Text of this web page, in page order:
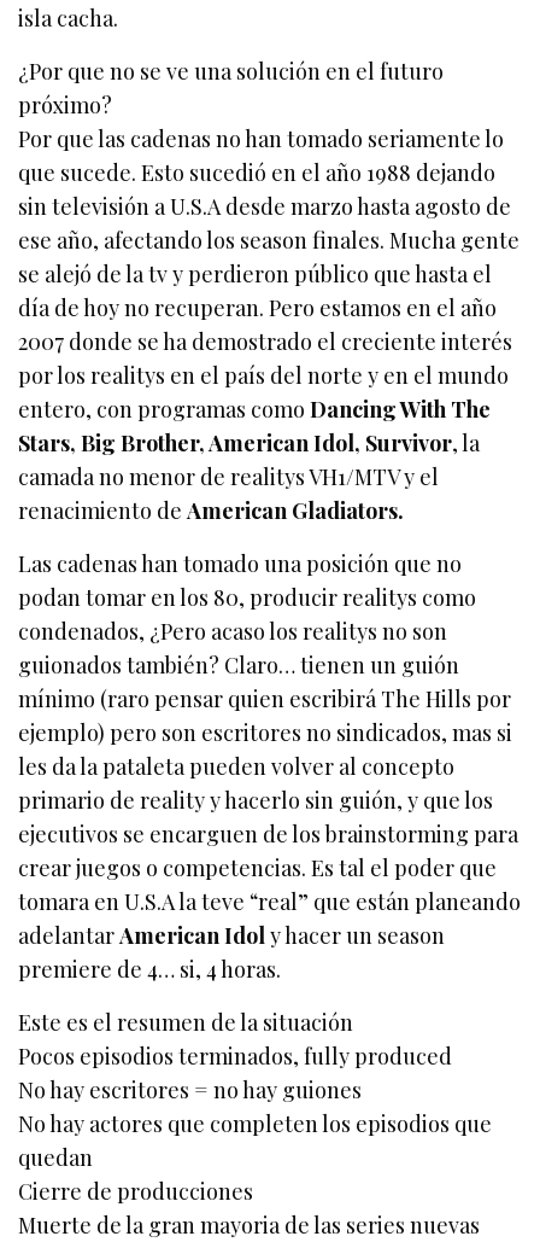
isla cacha.
¿Por que no se ve una solución en el futuro
próximo?
Por que las cadenas no han tomado seriamente lo
que sucede. Esto sucedió en el año 1988 dejando
sin televisión a U.S.A desde marzo hasta agosto de
ese año, afectando los season finales. Mucha gente
se alejó de la tv y perdieron público que hasta el
día de hoy no recuperan. Pero estamos en el año
2007 donde se ha demostrado el creciente interés
por los realitys en el país del norte y en el mundo
entero, con programas comoDancing With The
Stars, Big Brother, American Idol, Survivor, la
camada no menor de realitys VH1/MTV y el
renacimiento deAmerican Gladiators.
Las cadenas han tomado una posición que no
podan tomar en los 80, producir realitys como
condenados, ¿Pero acaso los realitys no son
guionados también? Claro… tienen un guión
mínimo (raro pensar quien escribirá The Hills por
ejemplo) pero son escritores no sindicados, mas si
les da la pataleta pueden volver al concepto
primario de reality y hacerlo sin guión, y que los
ejecutivos se encarguen de los brainstorming para
crear juegos o competencias. Es tal el poder que
tomara en U.S.A la teve “real” que están planeando
adelantarAmerican Idoly hacer un season
premiere de 4… si, 4 horas.
Este es el resumen de la situación
Pocos episodios terminados, fully produced
No hay escritores = no hay guiones
No hay actores que completen los episodios que
quedan
Cierre de producciones
Muerte de la gran mayoria de las series nuevas